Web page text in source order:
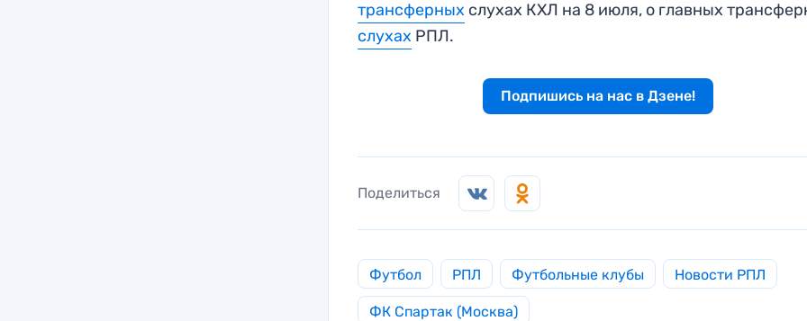
трансферных слухах КХЛ на 8 июля, о главных
слухах РПЛ.
Подпишись на нас в Дзене!
Поделиться
Футбол РПЛ Футбольные клубы Новости РПЛ
ФК Спартак (Москва)